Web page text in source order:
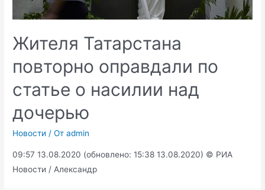
Жителя Татарстана
повторно оправдали по
статье о насилии над
дочерью
Новости / От admin
09:57 13.08.2020 (обновлено: 15:38 13.08.2020) © РИА
Новости / Александр